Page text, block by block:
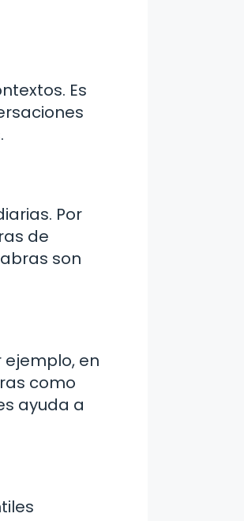
Es
Por
de
son
ejemplo, en
como
ayuda a